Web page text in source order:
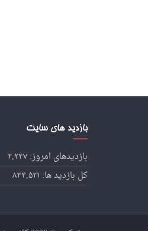
بازدید های سایت
بازدیدهای امروز:۲,۲۴۷
کل بازدید ها: ۸۳۴,۵۲۱